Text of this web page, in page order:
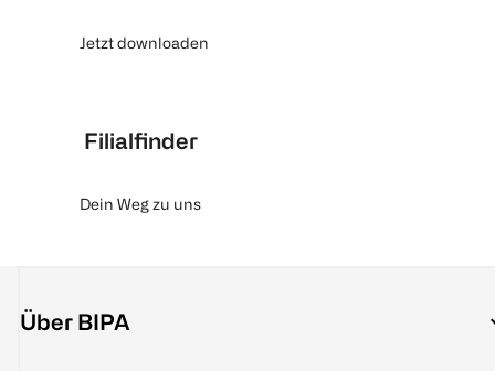
Jetzt downloaden
Filialfinder
Dein Weg zu uns
Über BIPA